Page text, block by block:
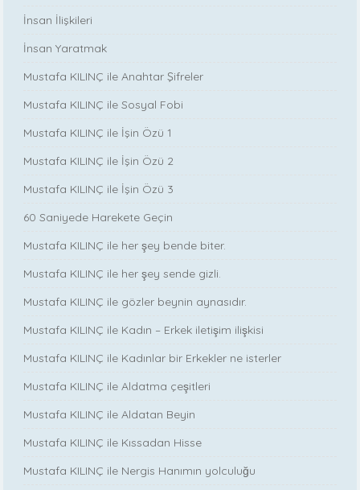
İnsan İlişkileri
İnsan Yaratmak
Mustafa KILINÇ ile Anahtar Şifreler
Mustafa KILINÇ ile Sosyal Fobi
Mustafa KILINÇ ile İşin Özü 1
Mustafa KILINÇ ile İşin Özü 2
Mustafa KILINÇ ile İşin Özü 3
60 Saniyede Harekete Geçin
Mustafa KILINÇ ile her şey bende biter.
Mustafa KILINÇ ile her şey sende gizli.
Mustafa KILINÇ ile gözler beynin aynasıdır.
Mustafa KILINÇ ile Kadın – Erkek iletişim ilişkisi
Mustafa KILINÇ ile Kadınlar bir Erkekler ne isterler
Mustafa KILINÇ ile Aldatma çeşitleri
Mustafa KILINÇ ile Aldatan Beyin
Mustafa KILINÇ ile Kıssadan Hisse
Mustafa KILINÇ ile Nergis Hanımın yolculuğu